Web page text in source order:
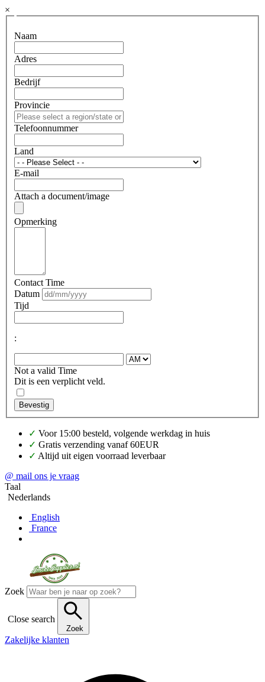
×
Naam
Adres
Bedrijf
Provincie
Telefoonnummer
Land
E-mail
Attach a document/image
Opmerking
Contact Time
Datum
Tijd
:
Not a valid Time
Dit is een verplicht veld.
Bevestig
✓ Voor 15:00 besteld, volgende werkdag in huis
✓ Gratis verzending vanaf 60EUR
✓ Altijd uit eigen voorraad leverbaar
@ mail ons je vraag
Taal
Nederlands
English
France
Zoek
Close search
Zoek
Zakelijke klanten